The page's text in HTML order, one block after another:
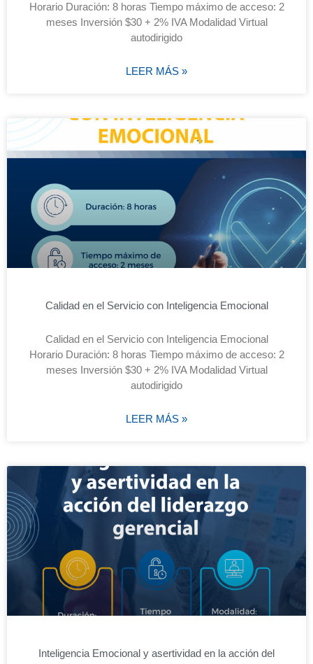
Horario Duración: 8 horas Tiempo máximo de acceso: 2
meses Inversión $30 + 2% IVA Modalidad Virtual
autodirigido
LEER MÁS »
Calidad en el Servicio con Inteligencia Emocional
Calidad en el Servicio con Inteligencia Emocional
Horario Duración: 8 horas Tiempo máximo de acceso: 2
meses Inversión $30 + 2% IVA Modalidad Virtual
autodirigido
LEER MÁS »
Inteligencia Emocional y asertividad en la acción del